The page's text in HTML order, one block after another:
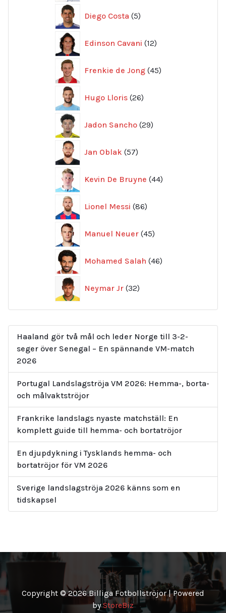
Diego Costa 5
produkter
Edinson Cavani 12
produkter
Frenkie de Jong 45
produkter
Hugo Lloris 26
produkter
Jadon Sancho 29
produkter
Jan Oblak 57
produkter
Kevin De Bruyne 44
produkter
Lionel Messi 86
produkter
Manuel Neuer 45
produkter
Mohamed Salah 46
produkter
Neymar Jr 32
produkter
Haaland gör två mål och leder Norge till 3-2-
seger över Senegal – En spännande VM-match
2026
Portugal Landslagströja VM 2026: Hemma-, borta-
och målvaktströjor
Frankrike landslags nyaste matchställ: En
komplett guide till hemma- och bortatröjor
En djupdykning i Tysklands hemma- och
bortatröjor för VM 2026
Sverige landslagströja 2026 känns som en
tidskapsel
Copyright © 2026 Billiga Fotbollströjor | Powered
byStoreBiz